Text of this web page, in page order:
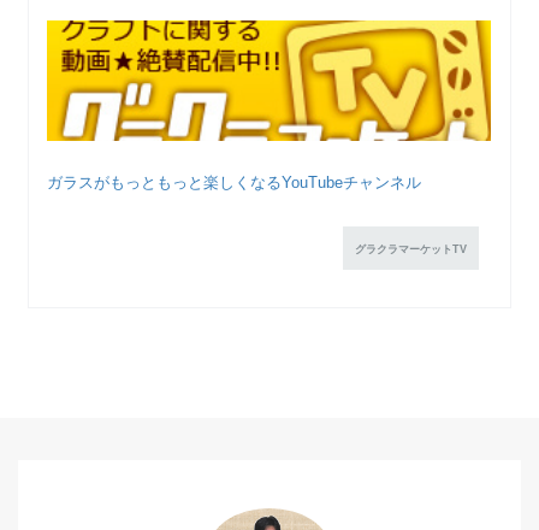
ガラスがもっともっと楽しくなるYouTubeチャンネル
グラクラマーケットTV